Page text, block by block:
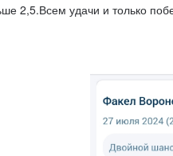
2,5.Всем удачи и только